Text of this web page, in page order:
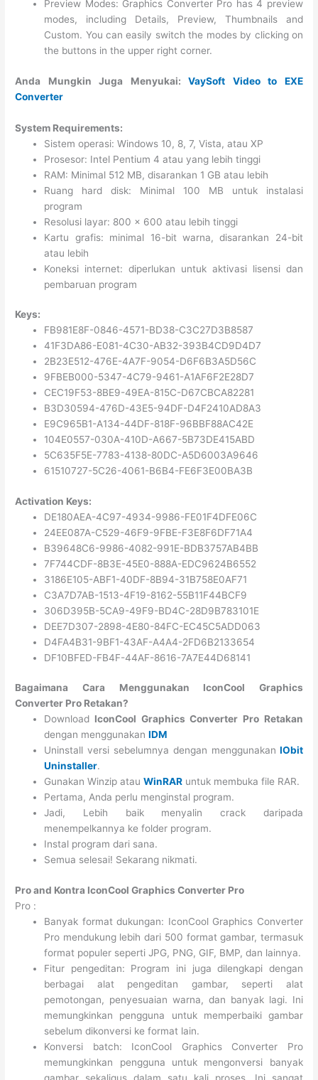
Preview Modes: Graphics Converter Pro has 4 preview
modes, including Details, Preview, Thumbnails and
Custom. You can easily switch the modes by clicking on
the buttons in the upper right corner.
Anda Mungkin Juga Menyukai:VaySoft Video to EXE
Converter
System Requirements:
Sistem operasi: Windows 10, 8, 7, Vista, atau XP
Prosesor: Intel Pentium 4 atau yang lebih tinggi
RAM: Minimal 512 MB, disarankan 1 GB atau lebih
Ruang hard disk: Minimal 100 MB untuk instalasi
program
Resolusi layar: 800 x 600 atau lebih tinggi
Kartu grafis: minimal 16-bit warna, disarankan 24-bit
atau lebih
Koneksi internet: diperlukan untuk aktivasi lisensi dan
pembaruan program
Keys:
FB981E8F-0846-4571-BD38-C3C27D3B8587
41F3DA86-E081-4C30-AB32-393B4CD9D4D7
2B23E512-476E-4A7F-9054-D6F6B3A5D56C
9FBEB000-5347-4C79-9461-A1AF6F2E28D7
CEC19F53-8BE9-49EA-815C-D67CBCA82281
B3D30594-476D-43E5-94DF-D4F2410AD8A3
E9C965B1-A134-44DF-818F-96BBF88AC42E
104E0557-030A-410D-A667-5B73DE415ABD
5C635F5E-7783-4138-80DC-A5D6003A9646
61510727-5C26-4061-B6B4-FE6F3E00BA3B
Activation Keys:
DE180AEA-4C97-4934-9986-FE01F4DFE06C
24EE087A-C529-46F9-9FBE-F3E8F6DF71A4
B39648C6-9986-4082-991E-BDB3757AB4BB
7F744CDF-8B3E-45E0-888A-EDC9624B6552
3186E105-ABF1-40DF-8B94-31B758E0AF71
C3A7D7AB-1513-4F19-8162-55B11F44BCF9
306D395B-5CA9-49F9-BD4C-28D9B783101E
DEE7D307-2898-4E80-84FC-EC45C5ADD063
D4FA4B31-9BF1-43AF-A4A4-2FD6B2133654
DF10BFED-FB4F-44AF-8616-7A7E44D68141
Bagaimana Cara Menggunakan IconCool Graphics
Converter Pro Retakan?
Download IconCool Graphics Converter Pro Retakan
dengan menggunakanIDM
Uninstall versi sebelumnya dengan menggunakan IObit
Uninstaller.
Gunakan Winzip atauWinRAR untuk membuka file RAR.
Pertama, Anda perlu menginstal program.
Jadi, Lebih baik menyalin crack daripada
menempelkannya ke folder program.
Instal program dari sana.
Semua selesai! Sekarang nikmati.
Pro and Kontra IconCool Graphics Converter Pro
Pro :
Banyak format dukungan: IconCool Graphics Converter
Pro mendukung lebih dari 500 format gambar, termasuk
format populer seperti JPG, PNG, GIF, BMP, dan lainnya.
Fitur pengeditan: Program ini juga dilengkapi dengan
berbagai alat pengeditan gambar, seperti alat
pemotongan, penyesuaian warna, dan banyak lagi. Ini
memungkinkan pengguna untuk memperbaiki gambar
sebelum dikonversi ke format lain.
Konversi batch: IconCool Graphics Converter Pro
memungkinkan pengguna untuk mengonversi banyak
gambar sekaligus dalam satu kali proses. Ini sangat